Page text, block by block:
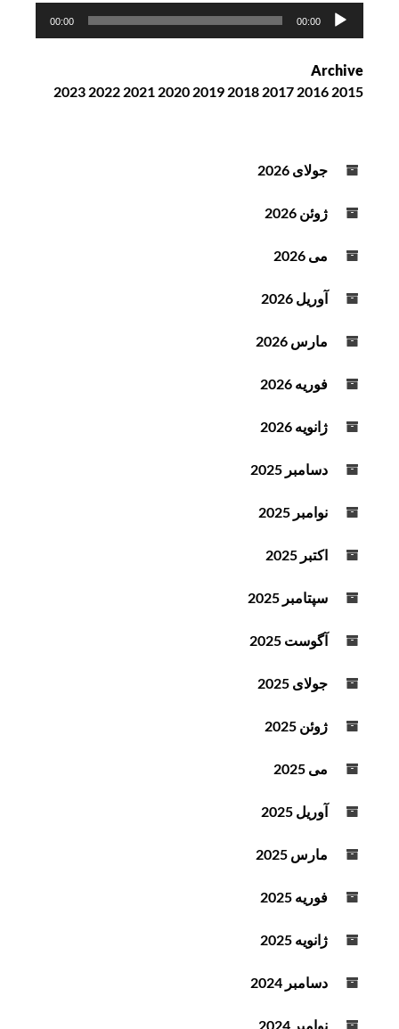
ژوئن
2026
برابر
با
ک
ن
ه
و
00:00
00:00
Archive
2015
2016
2017
2018
2019
2020
2021
2022
2023
جولای 2026
ژوئن 2026
می 2026
آوریل 2026
مارس 2026
فوریه 2026
ژانویه 2026
دسامبر 2025
نوامبر 2025
اکتبر 2025
سپتامبر 2025
آگوست 2025
جولای 2025
ژوئن 2025
می 2025
آوریل 2025
مارس 2025
فوریه 2025
ژانویه 2025
دسامبر 2024
نوامبر 2024